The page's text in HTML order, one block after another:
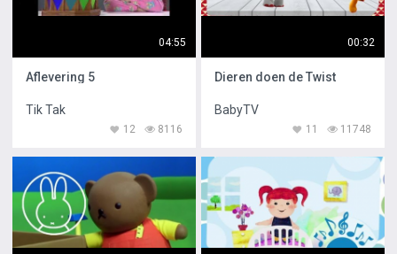
04:55
Aflevering 5
Tik Tak
8116
12
00:32
Dieren doen de Twist
BabyTV
11748
11